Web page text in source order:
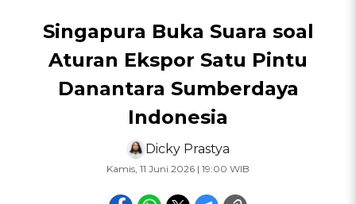
Singapura Buka Suara soal
Aturan Ekspor Satu Pintu
Danantara Sumberdaya
Indonesia
Dicky Prastya
Kamis, 11 Juni 2026 | 19:00 WIB